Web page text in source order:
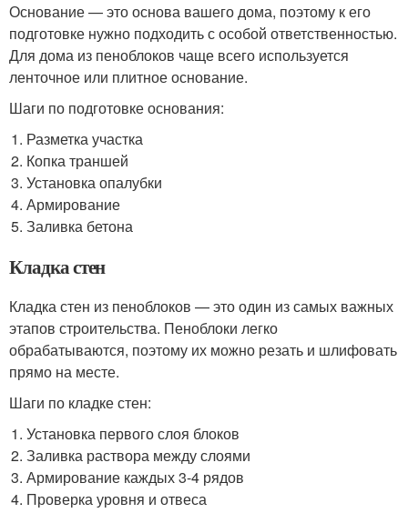
Основание — это основа вашего дома, поэтому к его
подготовке нужно подходить с особой ответственностью.
Для дома из пеноблоков чаще всего используется
ленточное или плитное основание.
Шаги по подготовке основания:
Разметка участка
Копка траншей
Установка опалубки
Армирование
Заливка бетона
Кладка стен
Кладка стен из пеноблоков — это один из самых важных
этапов строительства. Пеноблоки легко
обрабатываются, поэтому их можно резать и шлифовать
прямо на месте.
Шаги по кладке стен:
Установка первого слоя блоков
Заливка раствора между слоями
Армирование каждых 3-4 рядов
Проверка уровня и отвеса